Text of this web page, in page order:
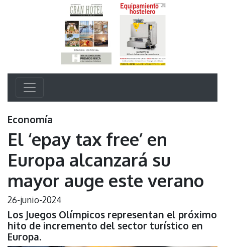
Economía
El ‘epay tax free’ en
Europa alcanzará su
mayor auge este verano
26-junio-2024
Los Juegos Olímpicos representan el próximo
hito de incremento del sector turístico en
Europa.